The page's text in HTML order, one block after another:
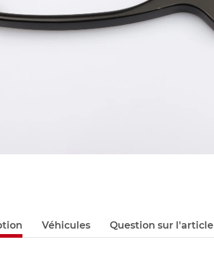
Véhicules Question sur l'article